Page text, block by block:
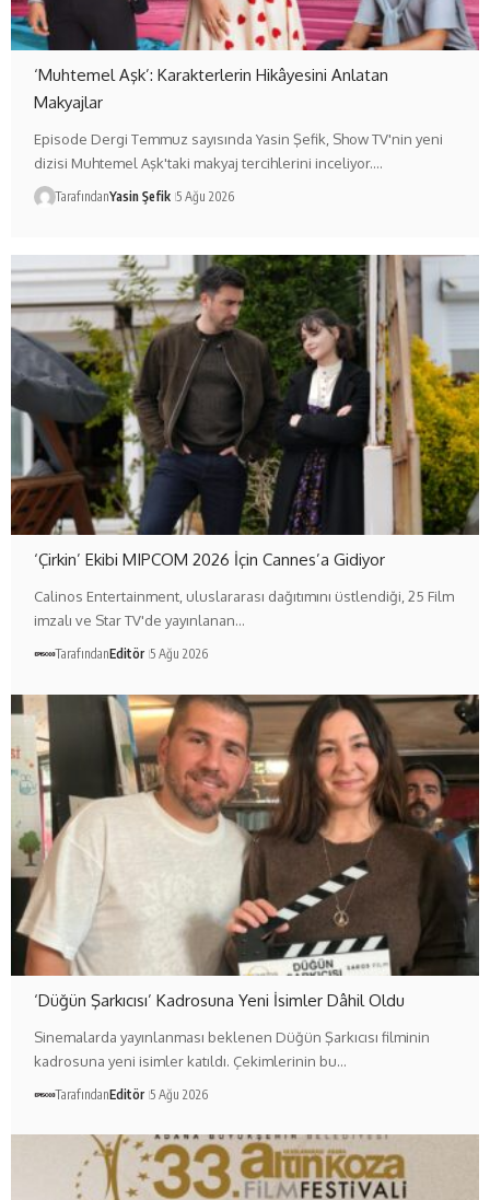
‘Muhtemel Aşk’: Karakterlerin Hikâyesini Anlatan
Makyajlar
Episode Dergi Temmuz sayısında Yasin Şefik, Show TV'nin yeni
dizisi Muhtemel Aşk'taki makyaj tercihlerini inceliyor.…
TarafındanYasin Şefik 5 Ağu 2026
‘Çirkin’ Ekibi MIPCOM 2026 İçin Cannes’a Gidiyor
Calinos Entertainment, uluslararası dağıtımını üstlendiği, 25 Film
imzalı ve Star TV'de yayınlanan…
TarafındanEditör 5 Ağu 2026
‘Düğün Şarkıcısı’ Kadrosuna Yeni İsimler Dâhil Oldu
Sinemalarda yayınlanması beklenen Düğün Şarkıcısı filminin
kadrosuna yeni isimler katıldı. Çekimlerinin bu…
TarafındanEditör 5 Ağu 2026